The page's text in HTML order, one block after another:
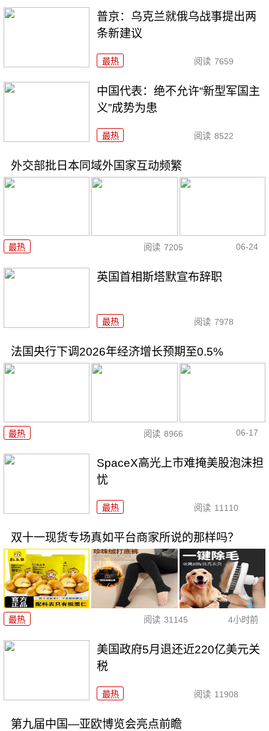
普京：乌克兰就俄乌战事提出两
条新建议
最热 阅读 7659
中国代表：绝不允许“新型军国主
义”成势为患
最热 阅读 8522
外交部批日本同域外国家互动频繁
最热 阅读 7205 06-24
英国首相斯塔默宣布辞职
最热 阅读 7978
法国央行下调2026年经济增长预期至0.5%
最热 阅读 8966 06-17
SpaceX高光上市难掩美股泡沫担
忧
最热 阅读 11110
双十一现货专场真如平台商家所说的那样吗？
最热 阅读 31145 4小时前
美国政府5月退还近220亿美元关
税
最热 阅读 11908
第九届中国—亚欧博览会亮点前瞻